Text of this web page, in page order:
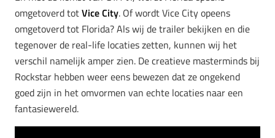
omgetoverd totVice City. Of wordt Vice City opeens
omgetoverd tot Florida? Als wij de trailer bekijken en die
tegenover de real-life locaties zetten, kunnen wij het
verschil namelijk amper zien. De creatieve masterminds bij
Rockstar hebben weer eens bewezen dat ze ongekend
goed zijn in het omvormen van echte locaties naar een
fantasiewereld.